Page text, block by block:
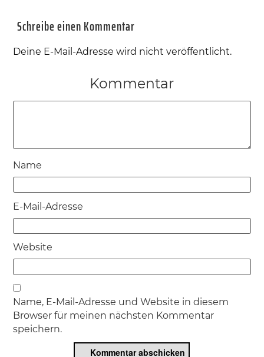
Schreibe einen Kommentar
Deine E-Mail-Adresse wird nicht veröffentlicht.
Kommentar
Name
E-Mail-Adresse
Website
Name, E-Mail-Adresse und Website in diesem
Browser für meinen nächsten Kommentar
speichern.